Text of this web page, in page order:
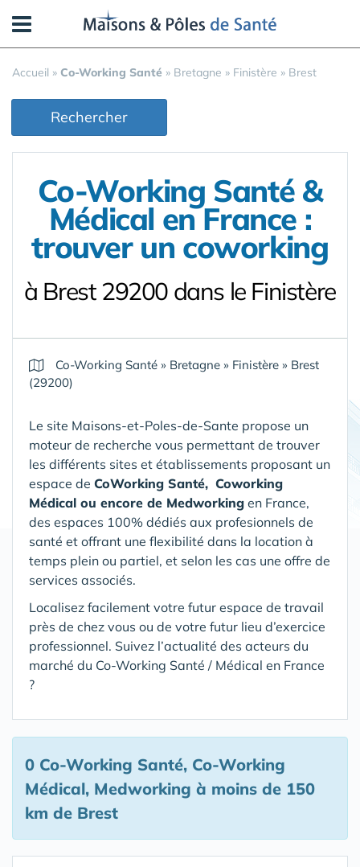
Accueil » Co-Working Santé » Bretagne » Finistère » Brest
Rechercher
Co-Working Santé &
Médical en France :
trouver un coworking
à Brest 29200 dans le Finistère
Co-Working Santé » Bretagne » Finistère » Brest
(29200)
Le site Maisons-et-Poles-de-Sante propose un
moteur de recherche vous permettant de trouver
les différents sites et établissements proposant un
espace de CoWorking Santé, Coworking
Médical ou encore de Medworking en France,
des espaces 100% dédiés aux profesionnels de
santé et offrant une flexibilité dans la location à
temps plein ou partiel, et selon les cas une offre de
services associés.
Localisez facilement votre futur espace de travail
près de chez vous ou de votre futur lieu d’exercice
professionnel. Suivez l’actualité des acteurs du
marché du Co-Working Santé / Médical en France
?
0 Co-Working Santé, Co-Working
Médical, Medworking à moins de 150
km de Brest
Panneau de gestion des cookies